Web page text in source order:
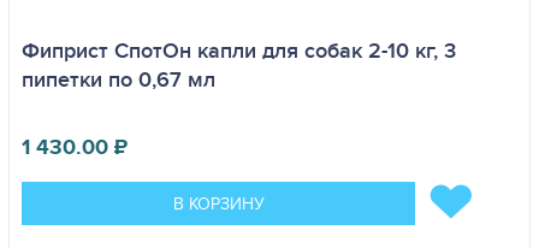
Фиприст СпотОн капли для собак 2-10 кг, 3
пипетки по 0,67 мл
1 430.00₽
В КОРЗИНУ